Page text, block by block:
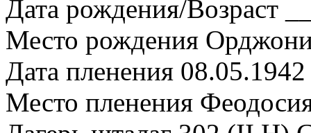
Дата рождения/Возраст
Место рождения
Дата пленения 08.05.1942
Место пленения